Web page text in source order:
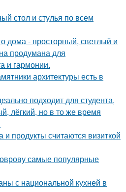
стол и стулья по всем
дома - просторный, светлый и
продумана для
и гармонии.
архитектуры есть в
подходит для студента,
лёгкий, но в то же время
продукты считаются визиткой
самые популярные
с национальной кухней в